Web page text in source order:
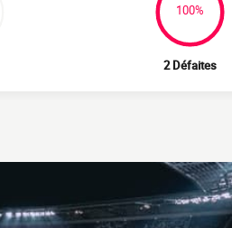
100%
2 Défaites